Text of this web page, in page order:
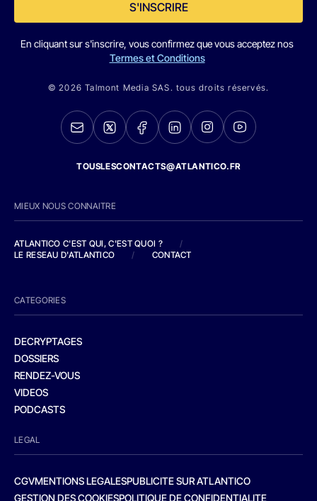
S'INSCRIRE
En cliquant sur s'inscrire, vous confirmez que vous acceptez nos
Termes et Conditions
© 2026 Talmont Media SAS. tous droits réservés.
TOUSLESCONTACTS@ATLANTICO.FR
MIEUX NOUS CONNAITRE
ATLANTICO C'EST QUI, C'EST QUOI ?
/
LE RESEAU D'ATLANTICO
/ CONTACT
CATEGORIES
DECRYPTAGES
DOSSIERS
RENDEZ-VOUS
VIDEOS
PODCASTS
LEGAL
CGVMENTIONS LEGALESPUBLICITE SUR ATLANTICO
GESTION DES COOKIESPOLITIQUE DE CONFIDENTIALITE